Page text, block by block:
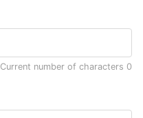
Current number of characters 0